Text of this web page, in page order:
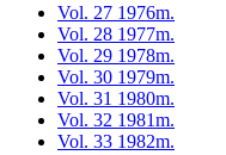
Vol. 27 1976m.
Vol. 28 1977m.
Vol. 29 1978m.
Vol. 30 1979m.
Vol. 31 1980m.
Vol. 32 1981m.
Vol. 33 1982m.